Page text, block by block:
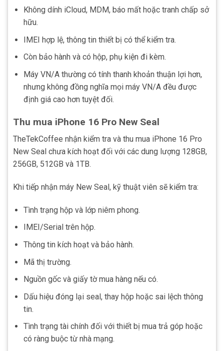
Không dính iCloud, MDM, báo mất hoặc tranh chấp sở
hữu.
IMEI hợp lệ, thông tin thiết bị có thể kiểm tra.
Còn bảo hành và có hộp, phụ kiện đi kèm.
Máy VN/A thường có tính thanh khoản thuận lợi hơn,
nhưng không đồng nghĩa mọi máy VN/A đều được
định giá cao hơn tuyệt đối.
Thu mua iPhone 16 Pro New Seal
TheTekCoffee nhận kiểm tra và thu mua iPhone 16 Pro
New Seal chưa kích hoạt đối với các dung lượng 128GB,
256GB, 512GB và 1TB.
Khi tiếp nhận máy New Seal, kỹ thuật viên sẽ kiểm tra:
Tình trạng hộp và lớp niêm phong.
IMEI/Serial trên hộp.
Thông tin kích hoạt và bảo hành.
Mã thị trường.
Nguồn gốc và giấy tờ mua hàng nếu có.
Dấu hiệu đóng lại seal, thay hộp hoặc sai lệch thông
tin.
Tình trạng tài chính đối với thiết bị mua trả góp hoặc
có ràng buộc từ nhà mạng.